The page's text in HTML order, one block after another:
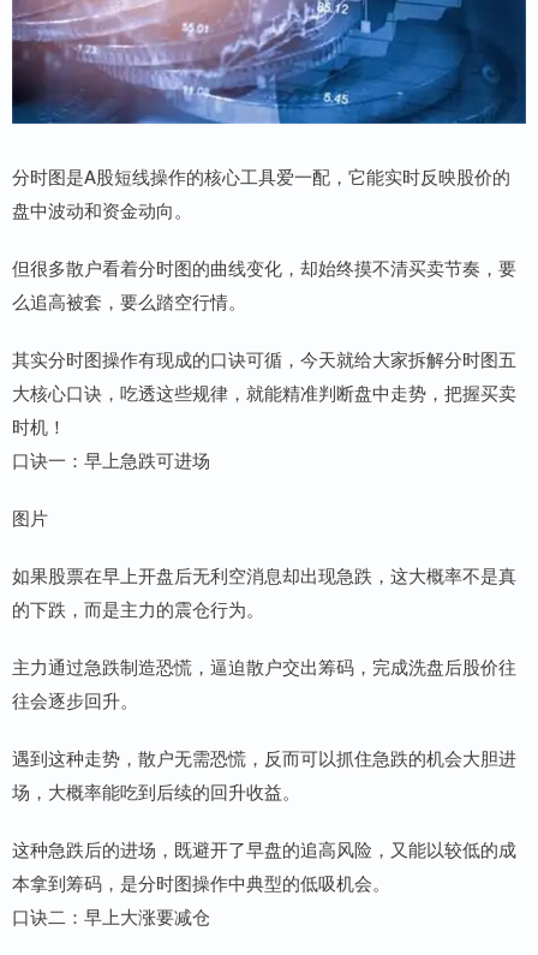
分时图是A股短线操作的核心工具爱一配，它能实时反映股价的
盘中波动和资金动向。
但很多散户看着分时图的曲线变化，却始终摸不清买卖节奏，要
么追高被套，要么踏空行情。
其实分时图操作有现成的口诀可循，今天就给大家拆解分时图五
大核心口诀，吃透这些规律，就能精准判断盘中走势，把握买卖
时机！
口诀一：早上急跌可进场
图片
如果股票在早上开盘后无利空消息却出现急跌，这大概率不是真
的下跌，而是主力的震仓行为。
主力通过急跌制造恐慌，逼迫散户交出筹码，完成洗盘后股价往
往会逐步回升。
遇到这种走势，散户无需恐慌，反而可以抓住急跌的机会大胆进
场，大概率能吃到后续的回升收益。
这种急跌后的进场，既避开了早盘的追高风险，又能以较低的成
本拿到筹码，是分时图操作中典型的低吸机会。
口诀二：早上大涨要减仓